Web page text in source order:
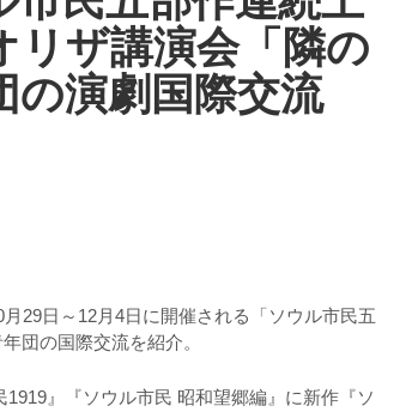
リザ講演会「隣の
の演劇国際交流
29日～12月4日に開催される「ソウル市民五
団の国際交流を紹介。
』『ソウル市民 昭和望郷編』に新作『ソ